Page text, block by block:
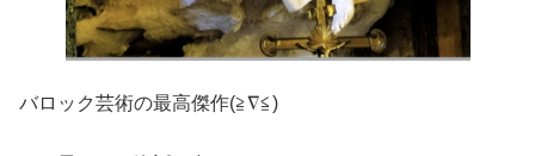
バロック芸術の最高傑作(≧∇≦)